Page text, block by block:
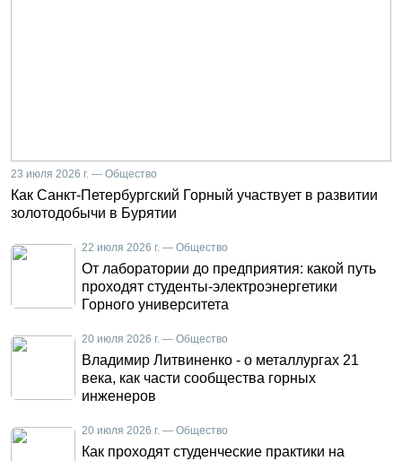
23 июля 2026 г. — Общество
Как Санкт-Петербургский Горный участвует в развитии
золотодобычи в Бурятии
22 июля 2026 г. — Общество
От лаборатории до предприятия: какой путь
проходят студенты-электроэнергетики
Горного университета
20 июля 2026 г. — Общество
Владимир Литвиненко - о металлургах 21
века, как части сообщества горных
инженеров
20 июля 2026 г. — Общество
Как проходят студенческие практики на